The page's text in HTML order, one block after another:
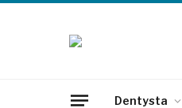
Dentysta